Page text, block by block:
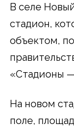
В селе
стадион,
объектом,
«Стадионы
На новом
поле,